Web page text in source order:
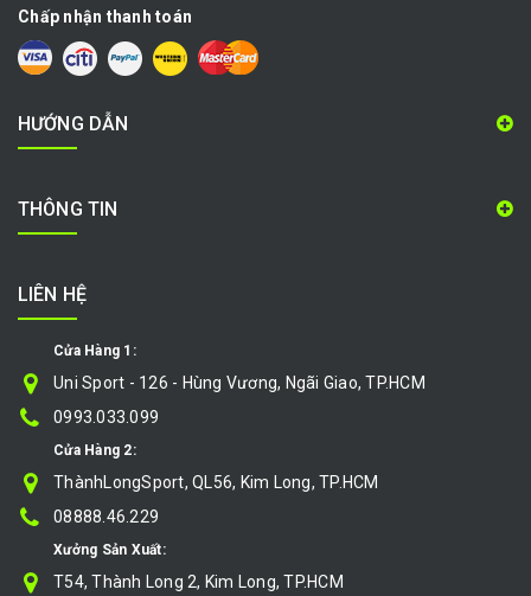
Chấp nhận thanh toán
HƯỚNG DẪN
THÔNG TIN
LIÊN HỆ
Cửa Hàng 1:
Uni Sport - 126 - Hùng Vương, Ngãi Giao, TP.HCM
0993.033.099
Cửa Hàng 2:
ThànhLongSport, QL56, Kim Long, TP.HCM
08888.46.229
Xưởng Sản Xuất:
T54, Thành Long 2, Kim Long, TP.HCM